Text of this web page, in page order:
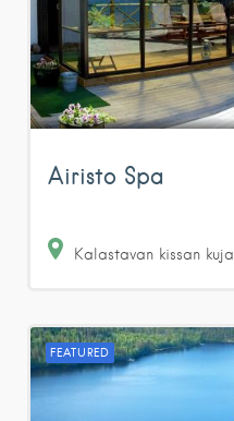
Airisto Spa
Kalastavan kissan kuja
FEATURED